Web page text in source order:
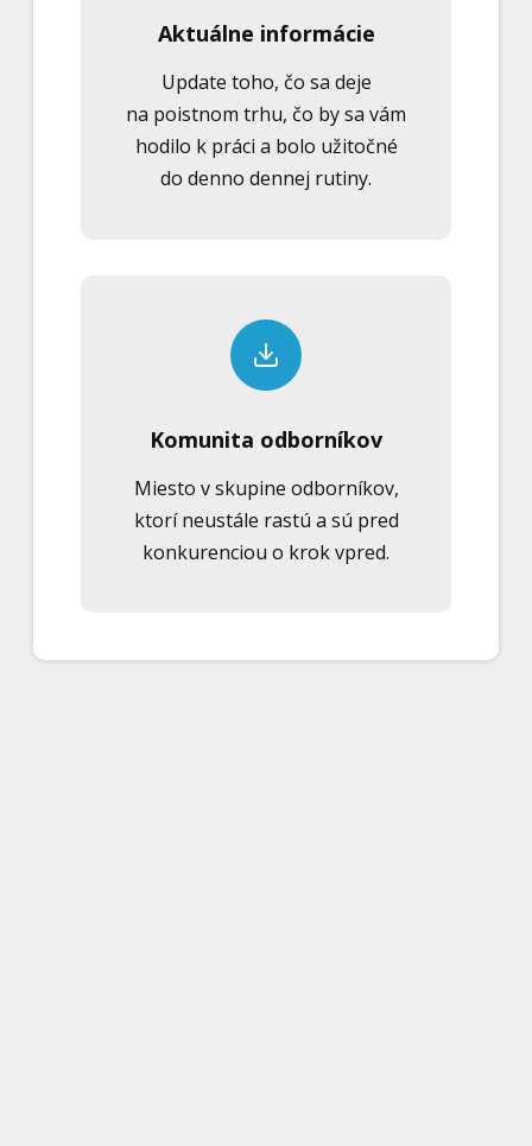
Aktuálne informácie
Update toho, čo sa deje
na poistnom trhu, čo by sa vám
hodilo k práci a bolo užitočné
do denno dennej rutiny.
Komunita odborníkov
Miesto v skupine odborníkov,
ktorí neustále rastú a sú pred
konkurenciou o krok vpred.